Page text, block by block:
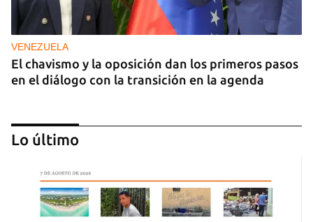
VENEZUELA
El chavismo y la oposición dan los primeros pasos
en el diálogo con la transición en la agenda
Lo último